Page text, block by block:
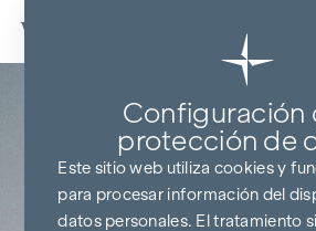
Ir al contenido
Configuración
protección de
Este sitio web utiliza cookies y
para procesar información del
datos personales. El tratamiento